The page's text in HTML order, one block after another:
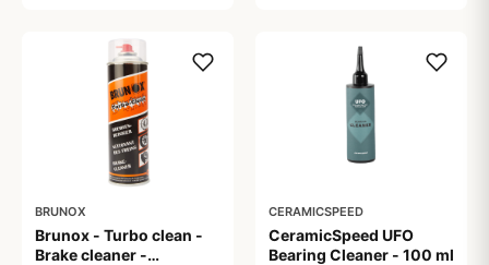
BRUNOX
Brunox - Turbo clean -
Brake cleaner -
CERAMICSPEED
CeramicSpeed UFO
Bearing Cleaner - 100 ml